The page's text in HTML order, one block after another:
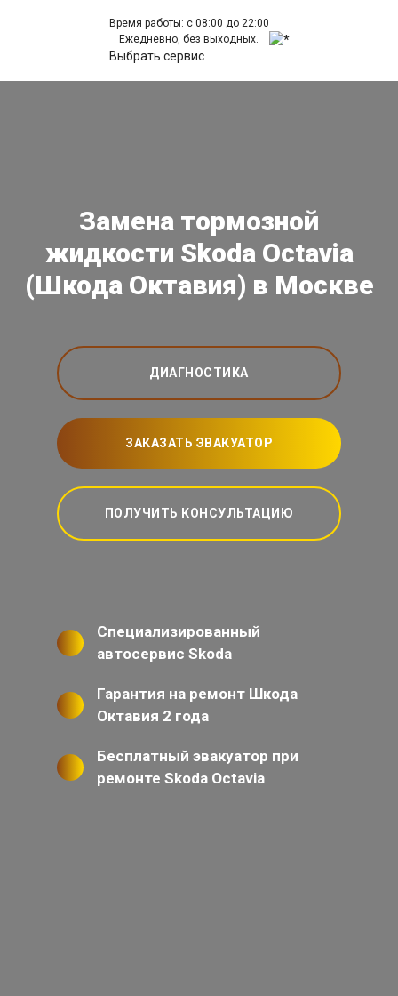
Время работы: с 08:00 до 22:00
Ежедневно, без выходных.
Выбрать сервис
Замена тормозной
жидкости Skoda Octavia
(Шкода Октавия) в Москве
ДИАГНОСТИКА
ЗАКАЗАТЬ ЭВАКУАТОР
ПОЛУЧИТЬ КОНСУЛЬТАЦИЮ
Специализированный
автосервис Skoda
Гарантия на ремонт Шкода
Октавия 2 года
Бесплатный эвакуатор при
ремонте Skoda Octavia